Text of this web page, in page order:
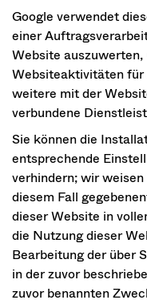
Google verwendet
einer
Website
Websiteaktivitäten für
weitere mit der
verbundene
Sie können die
entsprechende
verhindern; wir
diesem Fall
dieser Website in
die Nutzung dieser
Bearbeitung der über
in der zuvor
zuvor benannten